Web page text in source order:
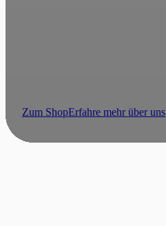
Zum ShopErfahre mehr über uns